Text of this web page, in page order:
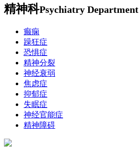
精神科Psychiatry Department
癫痫
躁狂症
恐惧症
精神分裂
神经衰弱
焦虑症
抑郁症
失眠症
神经官能症
精神障碍